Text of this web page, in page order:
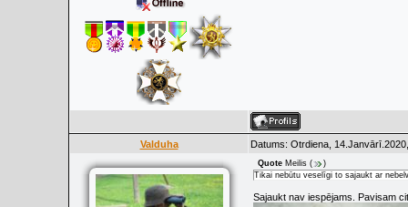
Valduha Datums: Otrdiena,
Quote Meilis (
)
Tikai nebūtu veselīgi to sajaukt ar
Sajaukt nav iespējams. Pavisam